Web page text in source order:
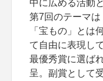
中に広める活動
第7回のテーマ
「宝もの」とは
て自由に表現し
最優秀賞に選ば
呈。副賞として